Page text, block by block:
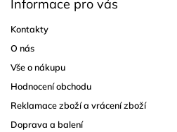
Informace pro vás
Kontakty
O nás
Vše o nákupu
Hodnocení obchodu
Reklamace zboží a vrácení zboží
Doprava a balení